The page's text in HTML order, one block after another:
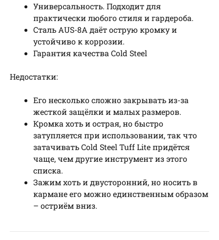
Универсальность. Подходит для
практически любого стиля и гардероба.
Сталь AUS-8A даёт острую кромку и
устойчиво к коррозии.
Гарантия качества Cold Steel
Недостатки:
Его несколько сложно закрывать из-за
жесткой защёлки и малых размеров.
Кромка хоть и острая, но быстро
затупляется при использовании, так что
затачивать Cold Steel Tuff Lite придётся
чаще, чем другие инструмент из этого
списка.
Зажим хоть и двусторонний, но носить в
кармане его можно единственным образом
– остриём вниз.